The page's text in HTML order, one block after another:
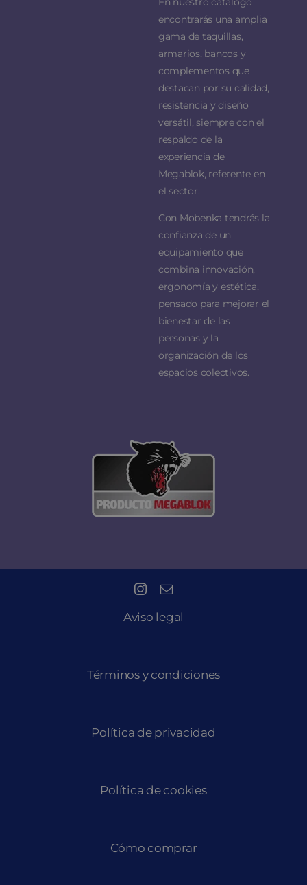
encontrarás una amplia
gama de taquillas,
armarios, bancos y
complementos que
destacan por su calidad,
resistencia y diseño
versátil, siempre con el
respaldo de la
experiencia de
Megablok, referente en
el sector.
Con Mobenka tendrás la
confianza de un
equipamiento que
combina innovación,
ergonomía y estética,
pensado para mejorar el
bienestar de las
personas y la
organización de los
espacios colectivos.
Aviso legal
Términos y condiciones
Política de privacidad
Política de cookies
Cómo comprar